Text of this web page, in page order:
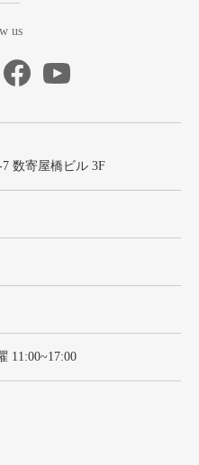
us
数寄屋橋ビル 3F
11:00~17:00